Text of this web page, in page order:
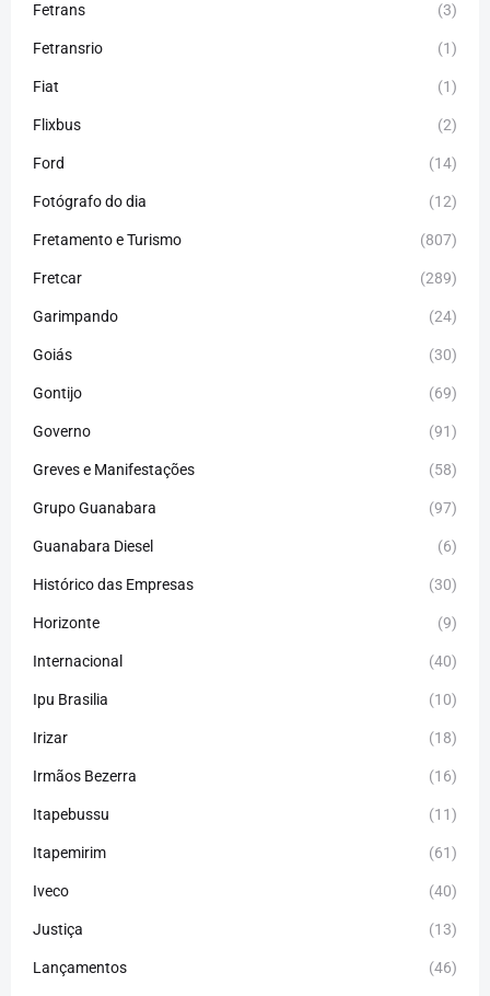
Fetrans (3)
Fetransrio (1)
Fiat (1)
Flixbus (2)
Ford (14)
Fotógrafo do dia (12)
Fretamento e Turismo (807)
Fretcar (289)
Garimpando (24)
Goiás (30)
Gontijo (69)
Governo (91)
Greves e Manifestações (58)
Grupo Guanabara (97)
Guanabara Diesel (6)
Histórico das Empresas (30)
Horizonte (9)
Internacional (40)
Ipu Brasilia (10)
Irizar (18)
Irmãos Bezerra (16)
Itapebussu (11)
Itapemirim (61)
Iveco (40)
Justiça (13)
Lançamentos (46)